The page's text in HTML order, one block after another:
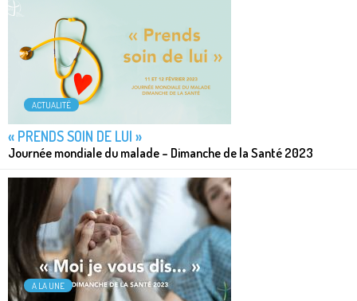
ACTUALITÉ
« PRENDS SOIN DE LUI »
Journée mondiale du malade – Dimanche de la Santé 2023
A LA UNE